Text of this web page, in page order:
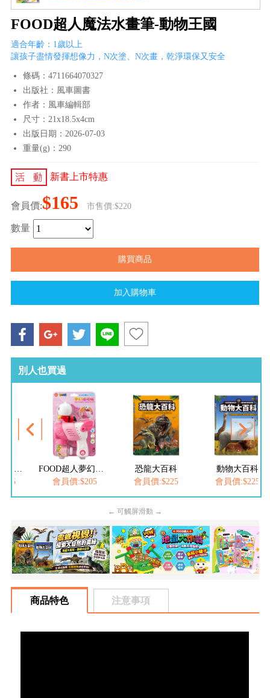
FOOD超人魔法水畫筆-動物王國
適合年齡：1歲以上
讓孩子盡情發揮想像力，N次塗、N次畫，乾淨環保又安全
條碼：4711664070327
出版社：風車圖書
作者：風車編輯部
尺寸：21x18.5x4cm
出版日期：2026-07-03
重量(g)：290
新書上市特惠
會員價:$165 市售價:$220
數量
別人也買過
會員價:$205
恐龍大百科
會員價:$225
動物大百科
會員價:$225
← 可觸屏滑動 →
商品特色 注意事項